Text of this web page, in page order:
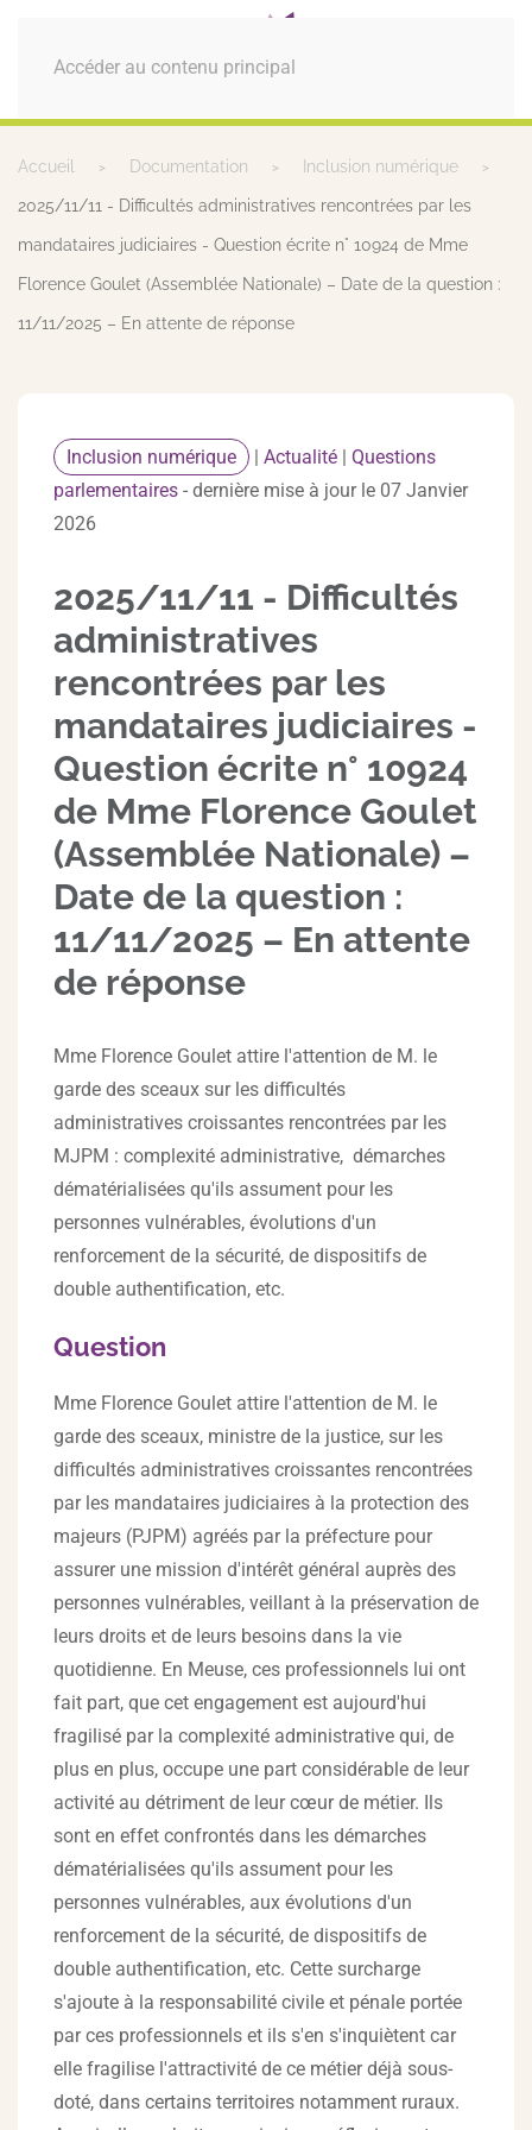
Accéder au contenu principal
MENU
Accueil Documentation Inclusion numérique
2025/11/11 - Difficultés administratives rencontrées par les
mandataires judiciaires - Question écrite n° 10924 de Mme
Florence Goulet (Assemblée Nationale) – Date de la question :
11/11/2025 – En attente de réponse
Inclusion numérique | Actualité | Questions
parlementaires - dernière mise à jour le 07 Janvier
2026
2025/11/11 - Difficultés
administratives
rencontrées par les
mandataires judiciaires -
Question écrite n° 10924
de Mme Florence Goulet
(Assemblée Nationale) –
Date de la question :
11/11/2025 – En attente
de réponse
Mme Florence Goulet attire l'attention de M. le
garde des sceaux sur les difficultés
administratives croissantes rencontrées par les
MJPM : complexité administrative, démarches
dématérialisées qu'ils assument pour les
personnes vulnérables, évolutions d'un
renforcement de la sécurité, de dispositifs de
double authentification, etc.
Question
Mme Florence Goulet attire l'attention de M. le
garde des sceaux, ministre de la justice, sur les
difficultés administratives croissantes rencontrées
par les mandataires judiciaires à la protection des
majeurs (PJPM) agréés par la préfecture pour
assurer une mission d'intérêt général auprès des
personnes vulnérables, veillant à la préservation de
leurs droits et de leurs besoins dans la vie
quotidienne. En Meuse, ces professionnels lui ont
fait part, que cet engagement est aujourd'hui
fragilisé par la complexité administrative qui, de
plus en plus, occupe une part considérable de leur
activité au détriment de leur cœur de métier. Ils
sont en effet confrontés dans les démarches
dématérialisées qu'ils assument pour les
personnes vulnérables, aux évolutions d'un
renforcement de la sécurité, de dispositifs de
double authentification, etc. Cette surcharge
s'ajoute à la responsabilité civile et pénale portée
par ces professionnels et ils s'en s'inquiètent car
elle fragilise l'attractivité de ce métier déjà sous-
doté, dans certains territoires notamment ruraux.